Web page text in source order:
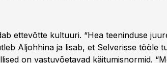
ettevõtte kultuuri. “Hea teeninduse
Aljohhina ja lisab, et Selverisse tööle
on vastuvõetavad käitumisnormid.